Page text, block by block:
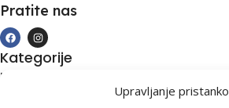
Upravljanje
Pratite nas
Kategorije
Kupovina i podrška